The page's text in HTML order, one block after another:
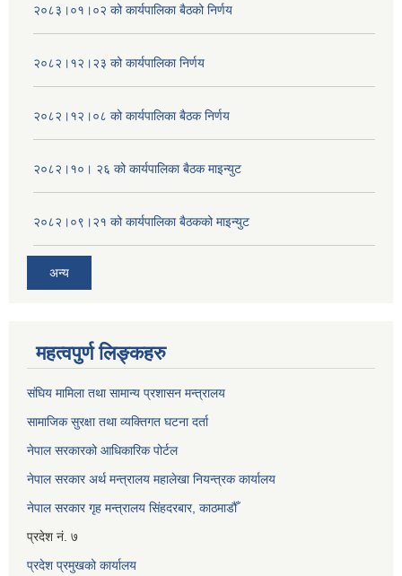
२०८३।०१।०२ को कार्यपालिका बैठको निर्णय
२०८२।१२।२३ को कार्यपालिका निर्णय
२०८२।१२।०८ को कार्यपालिका बैठक निर्णय
२०८२।१०। २६ को कार्यपालिका बैठक माइन्युट
२०८२।०९।२१ को कार्यपालिका बैठकको माइन्युट
अन्य
महत्वपुर्ण लिङ्कहरु
संघिय मामिला तथा सामान्य प्रशासन मन्त्रालय
सामाजिक सुरक्षा तथा व्यक्तिगत घटना दर्ता
नेपाल सरकारको आधिकारिक पोर्टल
नेपाल सरकार अर्थ मन्त्रालय महालेखा नियन्त्रक कार्यालय
नेपाल सरकार गृह मन्त्रालय सिंहदरबार, काठमाडौँ
प्रदेश नं. ७
प्रदेश प्रमुखको कार्यालय